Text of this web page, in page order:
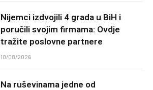
Nijemci izdvojili 4 grada u BiH i
poručili svojim firmama: Ovdje
tražite poslovne partnere
10/08/2026
Na ruševinama jedne od